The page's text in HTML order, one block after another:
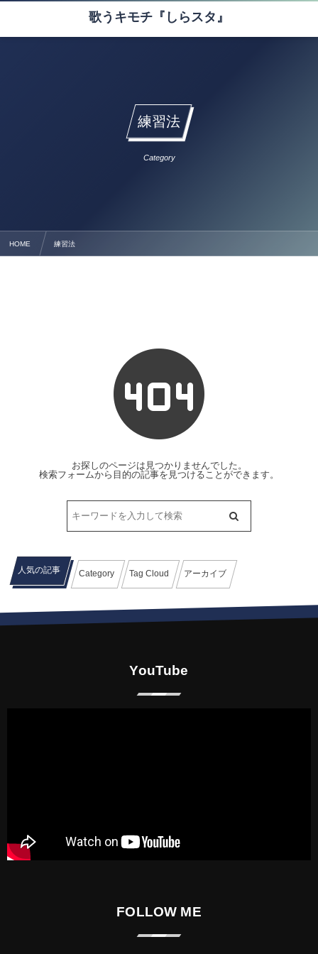
歌うキモチ『しらスタ』
練習法
Category
HOME 練習法
お探しのページは見つかりませんでした。
検索フォームから目的の記事を見つけることができます。
人気の記事 Category Tag Cloud アーカイブ
YouTube
FOLLOW ME